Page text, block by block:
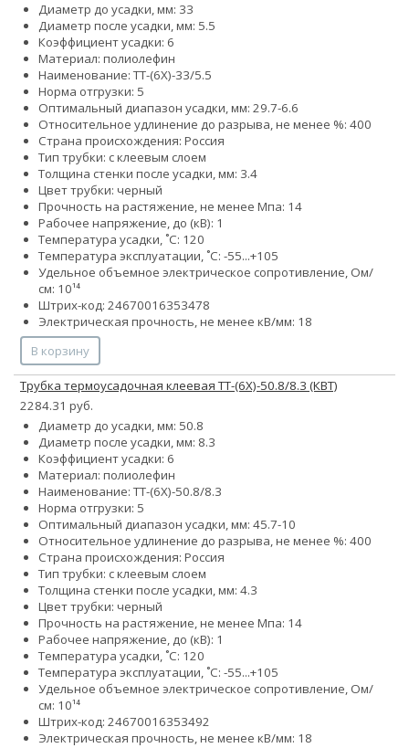
Диаметр до усадки, мм: 33
Диаметр после усадки, мм: 5.5
Коэффициент усадки: 6
Материал: полиолефин
Наименование: ТТ-(6Х)-33/5.5
Норма отгрузки: 5
Оптимальный диапазон усадки, мм: 29.7-6.6
Относительное удлинение до разрыва, не менее %: 400
Страна происхождения: Россия
Тип трубки: с клеевым слоем
Толщина стенки после усадки, мм: 3.4
Цвет трубки: черный
Прочность на растяжение, не менее Мпа: 14
Рабочее напряжение, до (кВ): 1
Температура усадки, ˚С: 120
Температура эксплуатации, ˚С: -55...+105
Удельное объемное электрическое сопротивление, Ом/
см: 10¹⁴
Штрих-код: 24670016353478
Электрическая прочность, не менее кВ/мм: 18
В корзину
Трубка термоусадочная клеевая ТТ-(6Х)-50.8/8.3 (КВТ)
2284.31 руб.
Диаметр до усадки, мм: 50.8
Диаметр после усадки, мм: 8.3
Коэффициент усадки: 6
Материал: полиолефин
Наименование: ТТ-(6Х)-50.8/8.3
Норма отгрузки: 5
Оптимальный диапазон усадки, мм: 45.7-10
Относительное удлинение до разрыва, не менее %: 400
Страна происхождения: Россия
Тип трубки: с клеевым слоем
Толщина стенки после усадки, мм: 4.3
Цвет трубки: черный
Прочность на растяжение, не менее Мпа: 14
Рабочее напряжение, до (кВ): 1
Температура усадки, ˚С: 120
Температура эксплуатации, ˚С: -55...+105
Удельное объемное электрическое сопротивление, Ом/
см: 10¹⁴
Штрих-код: 24670016353492
Электрическая прочность, не менее кВ/мм: 18